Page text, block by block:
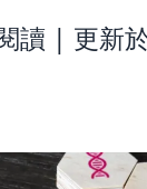
讀 | 更新